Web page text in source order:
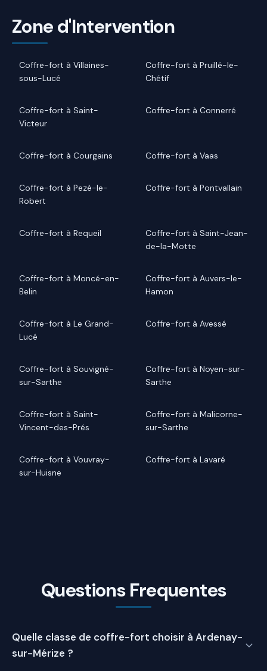
Zone d'Intervention
Coffre-fort à Villaines-
sous-Lucé
Coffre-fort à Pruillé-le-
Chétif
Coffre-fort à Saint-
Victeur
Coffre-fort à Connerré
Coffre-fort à Courgains Coffre-fort à Vaas
Coffre-fort à Pezé-le-
Robert
Coffre-fort à Pontvallain
Coffre-fort à Requeil
Coffre-fort à Saint-Jean-
de-la-Motte
Coffre-fort à Moncé-en-
Belin
Coffre-fort à Auvers-le-
Hamon
Coffre-fort à Le Grand-
Lucé
Coffre-fort à Avessé
Coffre-fort à Souvigné-
sur-Sarthe
Coffre-fort à Noyen-sur-
Sarthe
Coffre-fort à Saint-
Vincent-des-Prés
Coffre-fort à Malicorne-
sur-Sarthe
Coffre-fort à Vouvray-
sur-Huisne
Coffre-fort à Lavaré
Questions Frequentes
Quelle classe de coffre-fort choisir à Ardenay-
sur-Mérize ?